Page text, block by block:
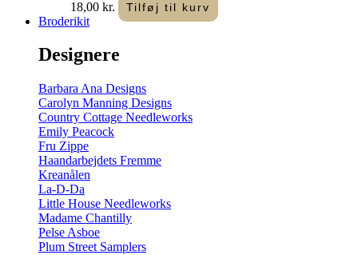
18,00 kr. Tilføj til kurv
Broderikit
Designere
Barbara Ana Designs
Carolyn Manning Designs
Country Cottage Needleworks
Emily Peacock
Fru Zippe
Haandarbejdets Fremme
Kreanålen
La-D-Da
Little House Needleworks
Madame Chantilly
Pelse Asboe
Plum Street Samplers